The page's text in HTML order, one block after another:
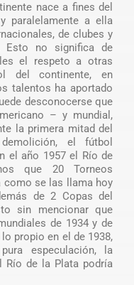
nace a fines del
paralelamente a ella
de clubes y
Esto no significa de
el respeto a otras
del continente, en
talentos ha aportado
desconocerse que
– y mundial,
la primera mitad del
el fútbol
el año 1957 el Río de
que 20 Torneos
como se las llama hoy
de 2 Copas del
sin mencionar que
de 1934 y de
propio en el de 1938,
especulación, la
Río de la Plata podría